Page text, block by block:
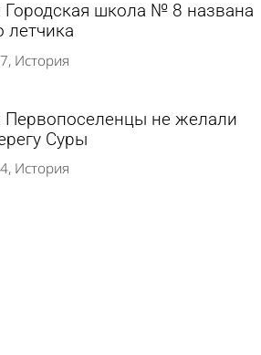
школа № 8 названа
летчика
История
не желали
Суры
История